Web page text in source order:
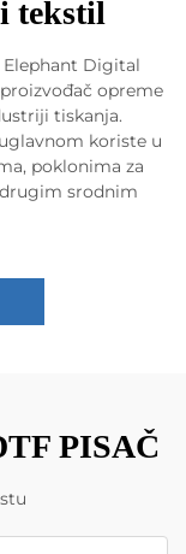
tekstil
Elephant Digital
opreme
tiskanja.
koriste u
poklonima za
srodnim
PISAČ